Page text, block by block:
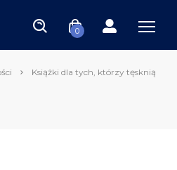
0
Książki dla tych, którzy tęsknią